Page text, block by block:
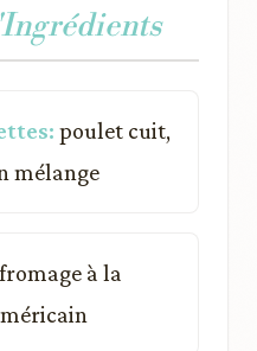
poulet cuit,
mélange
fromage à la